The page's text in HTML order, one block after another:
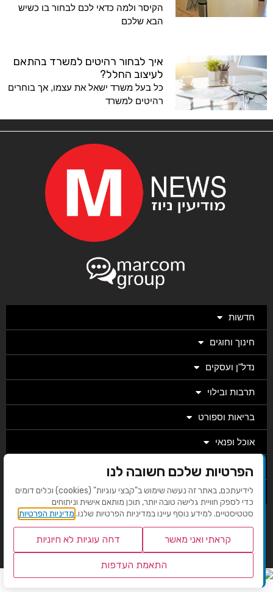
הקיסר ולמה כדאי לכם לבחור בו כשיש
הבא שלכם
איך לבחור רהיטים למשרד בהתאם
לעיצוב החלל?
כל בעל משרד ישאל את עצמו, אך בוחרים
רהיטים למשרד
חדשות
חינוך וחוגים
נדל"ן ועסקים
תרבות ובילוי
בריאות וספורט
אוכל ופנאי
מגזין
מערכת
הפרטיות שלכם חשובה לנו
לידיעתכם, באתר זה נעשה שימוש ב"קבצי עוגיות" (cookies) וכלים דומים
כדי לספק חוויית גלישה טובה יותר, תוכן מותאם אישית וניתוחים
סטטיסטיים. למידע נוסף עיינו במדיניות הפרטיות שלנו. מדיניות הפרטיות
קראתי ואני מאשר דחה עוגיות לא חיוניות
התאמת העדפות
שנו העדפות פרטיות